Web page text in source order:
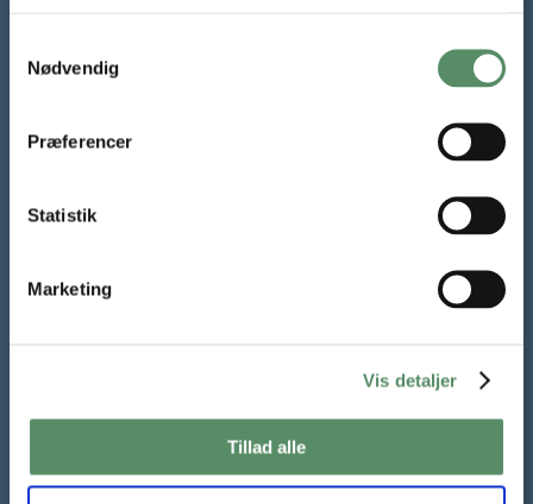
Indsamle præcise oplysninger om din placering,
der kan være nøjagtig inden for få meter
Identificere din enhed baseret på en scanning af
Nødvendig
Præferencer
Statistik
Marketing
Vis detaljer
Tillad alle
Samtykke til at modtage nyhedsbrevet kan til enhver tid trækkes